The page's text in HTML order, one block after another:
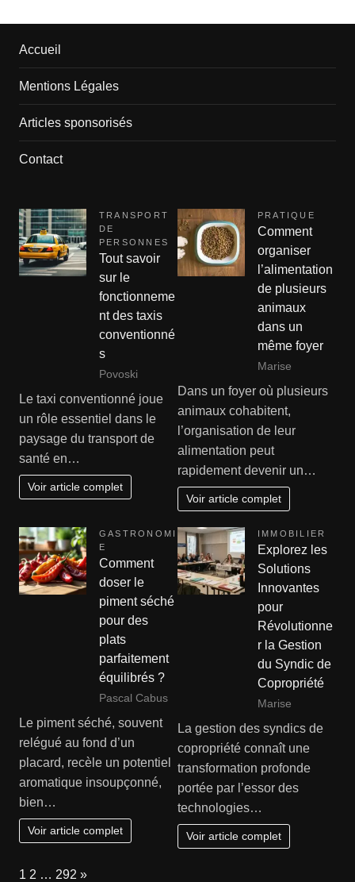
Accueil
Mentions Légales
Articles sponsorisés
Contact
TRANSPORT
DE
PERSONNES
Tout savoir
sur le
fonctionneme
nt des taxis
conventionné
s
Povoski
Le taxi conventionné joue
un rôle essentiel dans le
paysage du transport de
santé en…
Voir article complet
PRATIQUE
Comment
organiser
l’alimentation
de plusieurs
animaux
dans un
même foyer
Marise
Dans un foyer où plusieurs
animaux cohabitent,
l’organisation de leur
alimentation peut
rapidement devenir un…
Voir article complet
GASTRONOMI
E
Comment
doser le
piment séché
pour des
plats
parfaitement
équilibrés ?
Pascal Cabus
Le piment séché, souvent
relégué au fond d’un
placard, recèle un potentiel
aromatique insoupçonné,
bien…
Voir article complet
IMMOBILIER
Explorez les
Solutions
Innovantes
pour
Révolutionne
r la Gestion
du Syndic de
Copropriété
Marise
La gestion des syndics de
copropriété connaît une
transformation profonde
portée par l’essor des
technologies…
Voir article complet
Page:
1 2 … 292 Next
»